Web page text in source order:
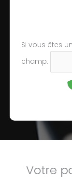
Si vous êtes
champ.
Votre